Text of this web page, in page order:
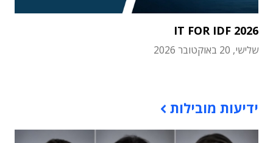
IT FOR IDF 2026
שלישי, 20 באוקטובר 2026
ידיעות מובילות